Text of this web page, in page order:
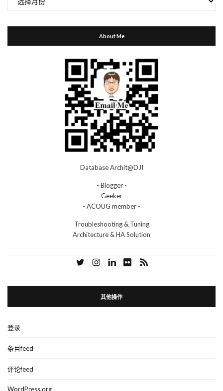
About Me
Database Archit@DJI
- Blogger -
- Geeker -
- ACOUG member -
Troubleshooting & Tuning
Architecture & HA Solution
其他操作
登录
条目feed
评论feed
WordPress.org